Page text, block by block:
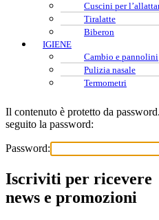
Cuscini per
Tiralatte
Biberon
IGIENE
Cambio e pannolini
Pulizia nasale
Termometri
Il contenuto è protetto da
seguito la password:
Password:
Iscriviti per ricevere
news e promozioni